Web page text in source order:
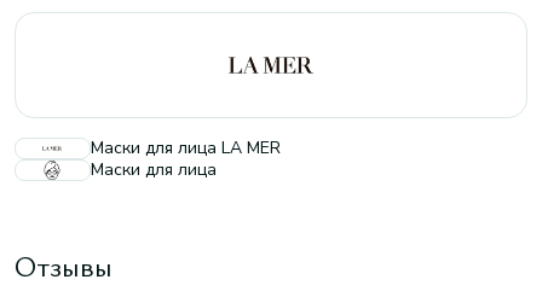
Маски для лица LA MER
Маски для лица
Отзывы